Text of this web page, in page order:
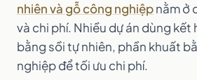
nhiên và gỗ công nghiệpnằm ở
và chi phí. Nhiều dự án dùng
bằng sồi tự nhiên, phần khuất
nghiệp để tối ưu chi phí.